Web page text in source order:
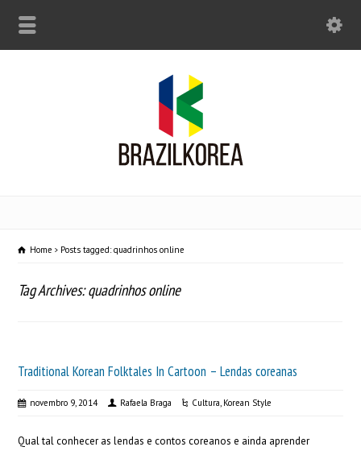
Home Posts tagged: quadrinhos online
Tag Archives: quadrinhos online
Traditional Korean Folktales In Cartoon – Lendas coreanas
novembro 9, 2014 Rafaela Braga Cultura, Korean Style
Qual tal conhecer as lendas e contos coreanos e ainda aprender